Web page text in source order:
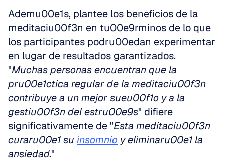
Ademu00e1s, plantee los beneficios de la
meditaciu00f3n en tu00e9rminos de lo que
los participantes podru00edan experimentar
en lugar de resultados garantizados.
"Muchas personas encuentran que la
pru00e1ctica regular de la meditaciu00f3n
contribuye a un mejor sueu00f1o y a la
gestiu00f3n del estru00e9s" difiere
significativamente de "Esta meditaciu00f3n
curaru00e1 su insomnio y eliminaru00e1 la
ansiedad."